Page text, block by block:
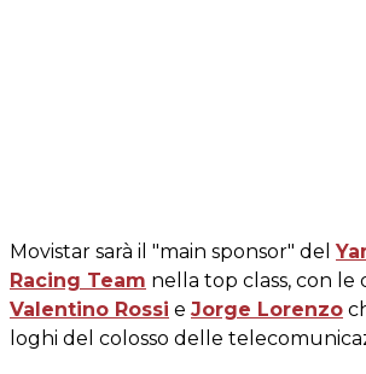
Movistar sarà il "main sponsor" del
Racing Team nella top class, con le
Valentino Rossi e Jorge Lorenzo
loghi del colosso delle